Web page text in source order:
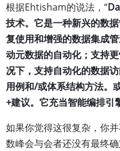
根据Ehtisham的说法，“
技术。它是一种新兴的数
复使用和增强的数据集成
动元数据的自动化；支持
况下，支持自动化的数据
用例和/或体系结构方法。
+建议。它充当智能编排引
如果你觉得这很复杂，你
数峰会与会者还没有最终